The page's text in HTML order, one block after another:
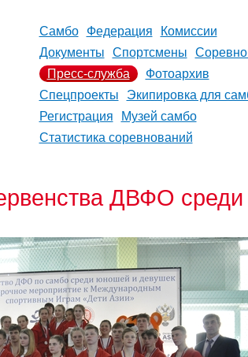
Самбо Федерация
Комиссии
Документы
Спортсмены
Пресс-служба
Фотоархив
Спецпроекты
Экипировка для
Регистрация
Музей самбо
Статистика соревнований
ДВФО